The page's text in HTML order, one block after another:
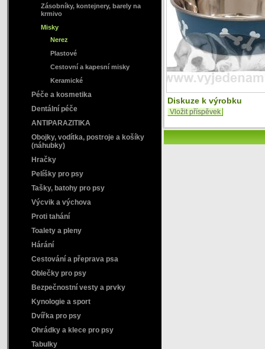
Diskuze k výrobku
Vložit příspěvek
Zásobníky, kontejnery, barely na
krmivo
Misky
Nerez
Plastové
Cestovní a kapesní misky
Keramické
Péče a kosmetika
Dentální péče
ANTIPARAZITIKA
Obojky, vodítka, postroje a košíky
(náhubky)
Hračky
Pelíšky pro psy
Tašky, batohy pro psy
Výcvik a výchova
Proti tahání
Toalety a pleny
Hárání
Cestování a přeprava psa
Oblečky pro psy
Bezpečnostní vesty a prvky
Kynologie a sport
Dvířka pro psy
Ohrádky a klece pro psy
Tabulky